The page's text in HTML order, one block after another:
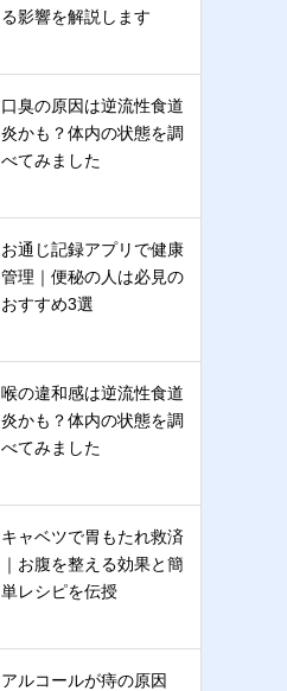
る影響を解説します
口臭の原因は逆流性食道
炎かも？体内の状態を調
べてみました
お通じ記録アプリで健康
管理｜便秘の人は必見の
おすすめ3選
喉の違和感は逆流性食道
炎かも？体内の状態を調
べてみました
キャベツで胃もたれ救済
｜お腹を整える効果と簡
単レシピを伝授
アルコールが痔の原因